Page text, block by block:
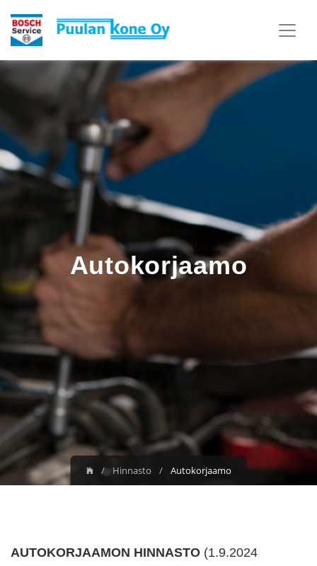
Auto­korjaamo
Hinnasto Auto­korjaamo
AUTOKORJAAMON HINNASTO (1.9.2024